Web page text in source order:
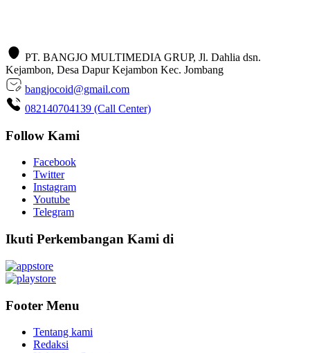
PT. BANGJO MULTIMEDIA GRUP, Jl. Dahlia dsn.
Kejambon, Desa Dapur Kejambon Kec. Jombang
bangjocoid@gmail.com
082140704139 (Call Center)
Follow Kami
Facebook
Twitter
Instagram
Youtube
Telegram
Ikuti Perkembangan Kami di
Footer Menu
Tentang kami
Redaksi